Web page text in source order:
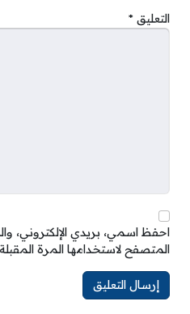
التعليق *
احفظ اسمي، بريدي الإلكتروني،
المتصفح لاستخدامها المرة